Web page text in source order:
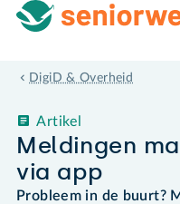
DigiD & Overheid
Meldingen
via app
Artikel
Probleem in de buurt?